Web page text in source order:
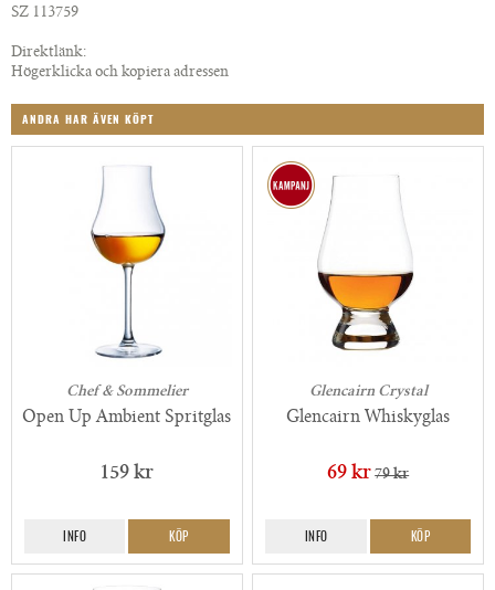
SZ 113759
Direktlänk:
Högerklicka och kopiera adressen
ANDRA HAR ÄVEN KÖPT
Chef & Sommelier
Open Up Ambient Spritglas
159 kr
INFO KÖP
Glencairn Crystal
Glencairn Whiskyglas
69 kr 79 kr
INFO KÖP